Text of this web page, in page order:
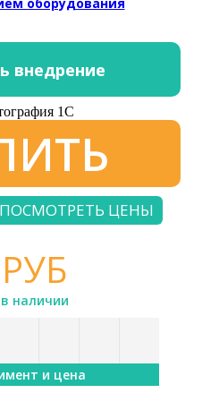
внедрение
ПОСМОТРЕТЬ ЦЕНЫ
РУБ
в наличии
и цена